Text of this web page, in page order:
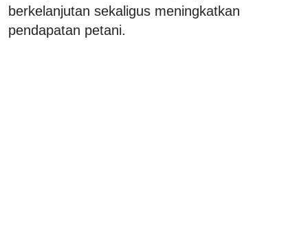
berkelanjutan sekaligus meningkatkan
pendapatan petani.